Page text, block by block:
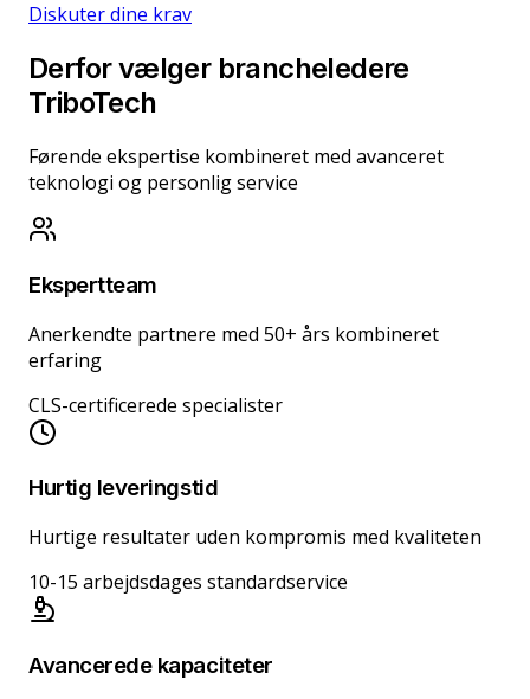
Diskuter dine krav
Derfor vælger brancheledere
TriboTech
Førende ekspertise kombineret med avanceret
teknologi og personlig service
Ekspertteam
Anerkendte partnere med 50+ års kombineret
erfaring
CLS-certificerede specialister
Hurtig leveringstid
Hurtige resultater uden kompromis med kvaliteten
10-15 arbejdsdages standardservice
Avancerede kapaciteter